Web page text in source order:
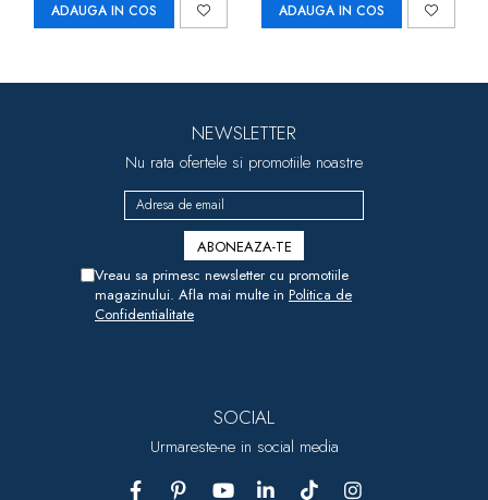
ADAUGA IN COS ADAUGA IN COS
NEWSLETTER
Nu rata ofertele si promotiile noastre
Vreau sa primesc newsletter cu promotiile
magazinului. Afla mai multe in Politica de
Confidentialitate
SOCIAL
Urmareste-ne in social media